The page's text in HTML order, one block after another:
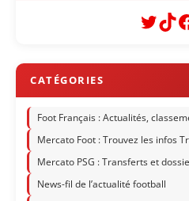
Foot Français : Actualités,
Mercato Foot : Trouvez les infos
Mercato PSG : Transferts et
News-fil de l’actualité football